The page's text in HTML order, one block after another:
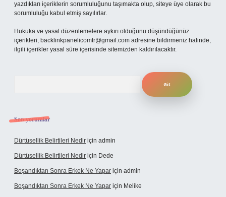
yazdıkları içeriklerin sorumluluğunu taşımakta olup, siteye üye olarak bu
sorumluluğu kabul etmiş sayılırlar.
Hukuka ve yasal düzenlemelere aykırı olduğunu düşündüğünüz
içerikleri, backlinkpanelicomtr@gmail.com adresine bildirmeniz halinde,
ilgili içerikler yasal süre içerisinde sitemizden kaldırılacaktır.
Son yorumlar
Dürtüsellik Belirtileri Nedir için admin
Dürtüsellik Belirtileri Nedir için Dede
Boşandıktan Sonra Erkek Ne Yapar için admin
Boşandıktan Sonra Erkek Ne Yapar için Melike